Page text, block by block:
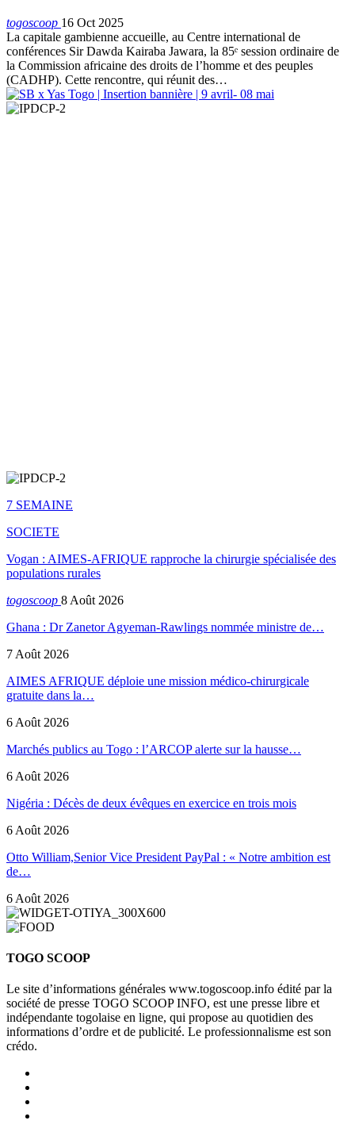
togoscoop 16 Oct 2025
La capitale gambienne accueille, au Centre international de
conférences Sir Dawda Kairaba Jawara, la 85ᵉ session ordinaire de
la Commission africaine des droits de l’homme et des peuples
(CADHP). Cette rencontre, qui réunit des…
7 SEMAINE
SOCIETE
Vogan : AIMES-AFRIQUE rapproche la chirurgie spécialisée des
populations rurales
togoscoop 8 Août 2026
Ghana : Dr Zanetor Agyeman-Rawlings nommée ministre de…
7 Août 2026
AIMES AFRIQUE déploie une mission médico-chirurgicale
gratuite dans la…
6 Août 2026
Marchés publics au Togo : l’ARCOP alerte sur la hausse…
6 Août 2026
Nigéria : Décès de deux évêques en exercice en trois mois
6 Août 2026
Otto William,Senior Vice President PayPal : « Notre ambition est
de…
6 Août 2026
TOGO SCOOP
Le site d’informations générales www.togoscoop.info édité par la
société de presse TOGO SCOOP INFO, est une presse libre et
indépendante togolaise en ligne, qui propose au quotidien des
informations d’ordre et de publicité. Le professionnalisme est son
crédo.